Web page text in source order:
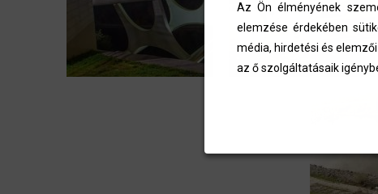
Az Ön élményének
elemzése érdekében
média, hirdetési és
az ő szolgáltatásaik